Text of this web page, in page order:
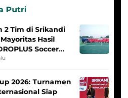
Putri
2 Tim di Srikandi
Hasil
Soccer
2026: Turnamen
Siap